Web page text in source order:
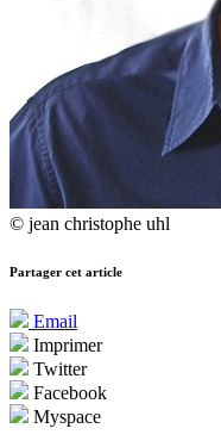
© jean christophe uhl
Partager cet article
Email
Imprimer
Twitter
Facebook
Myspace